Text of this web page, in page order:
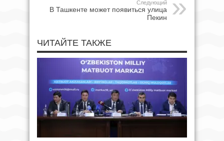
Следующий
В Ташкенте может появиться улица
Пекин
ЧИТАЙТЕ ТАКЖЕ